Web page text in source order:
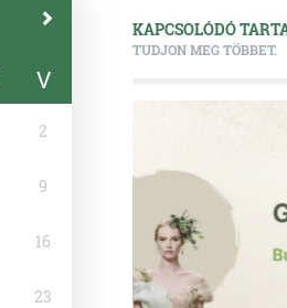
V
2
9
16
23
KAPCSOLÓDÓ
TUDJON MEG TÖBBET.